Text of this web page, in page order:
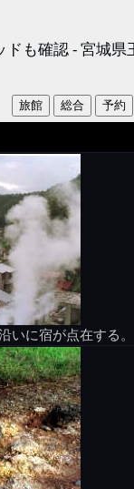
も確認 - 宮城県
に宿が点在する。